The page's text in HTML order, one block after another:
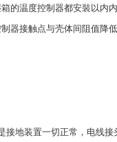
的温度控制器都安裝以内
器接触点与壳体间阻值降
接地装置一切正常，电线接